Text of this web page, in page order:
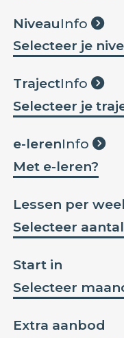
Selecteer je
NiveauInfo
Selecteer je
TrajectInfo
Met e-leren?
e-lerenInfo
Selecteer
Lessen per
Selecteer
Start in
Extra aanbod